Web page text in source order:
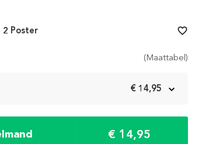
(Maattabel)
€ 14,95
€ 14,95
2 Poster favorite_border